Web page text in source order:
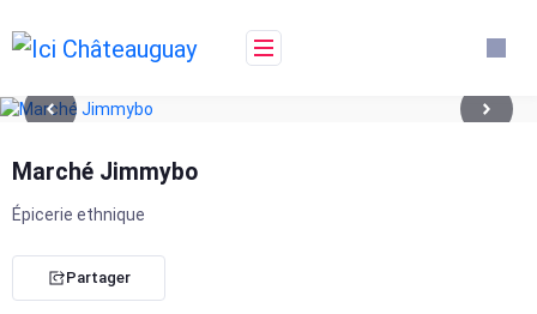
to
content
Marché Jimmybo
Épicerie ethnique
Partager